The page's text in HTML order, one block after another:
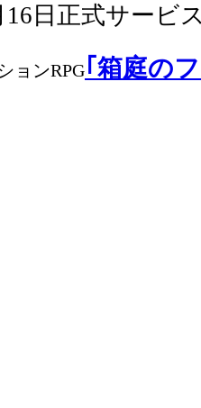
16日正式サービ
ョンRPG｢箱庭の